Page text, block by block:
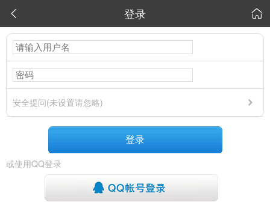
 登录 
安全提问(未设置请忽略)
登录
或使用QQ登录